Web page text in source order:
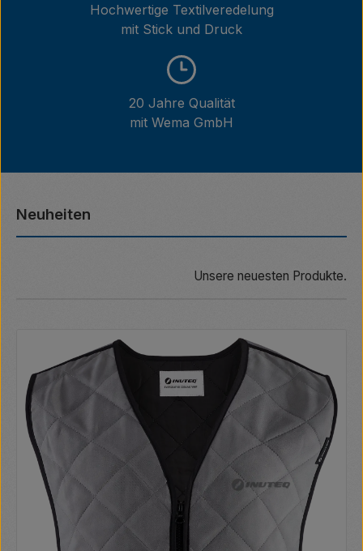
Hochwertige Textilveredelung
mit Stick und Druck
20 Jahre Qualität
mit Wema GmbH
Neuheiten
Unsere neuesten Produkte.
Produktgalerie überspringen